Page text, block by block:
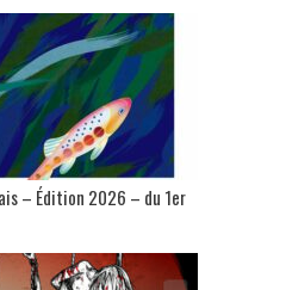
– Édition 2026 – du 1er